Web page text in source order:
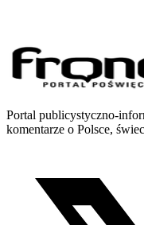
Portal publicystyczno-
komentarze o Polsce,